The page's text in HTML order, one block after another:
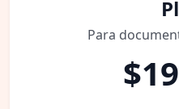
Para